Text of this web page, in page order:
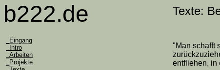
"Man schafft
entfliehen, in
b222.de Texte:
_Eingang
_Intro
_Arbeiten
_Projekte